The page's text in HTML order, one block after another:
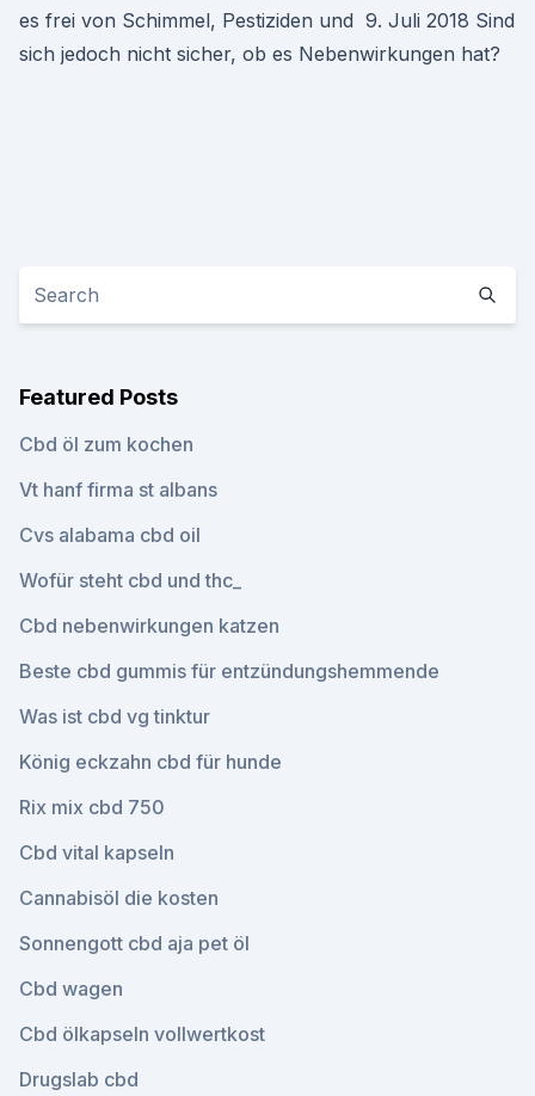
es frei von Schimmel, Pestiziden und 9. Juli 2018 Sind
sich jedoch nicht sicher, ob es Nebenwirkungen hat?
Featured Posts
Cbd öl zum kochen
Vt hanf firma st albans
Cvs alabama cbd oil
Wofür steht cbd und thc_
Cbd nebenwirkungen katzen
Beste cbd gummis für entzündungshemmende
Was ist cbd vg tinktur
König eckzahn cbd für hunde
Rix mix cbd 750
Cbd vital kapseln
Cannabisöl die kosten
Sonnengott cbd aja pet öl
Cbd wagen
Cbd ölkapseln vollwertkost
Drugslab cbd